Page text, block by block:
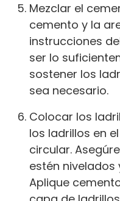
Mezclar el
cemento y la
instrucciones
ser lo
sostener los
sea necesario.
Colocar los
los ladrillos en
circular.
estén nivelados
Aplique